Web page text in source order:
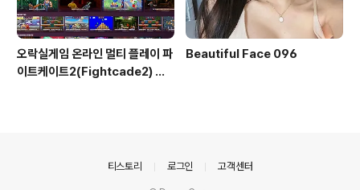
오락실게임 온라인 멀티 플레이 파
이트케이트2(Fightcade2) 설
Beautiful Face 096
티스토리 로그인 고객센터